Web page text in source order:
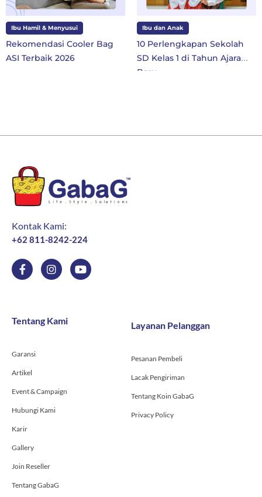
Ibu Hamil & Menyusui
Rekomendasi Cooler Bag
ASI Terbaik 2026
Ibu dan Anak
10 Perlengkapan Sekolah
SD Kelas 1 di Tahun Ajaran
Baru
Kontak Kami:
+62 811-8242-224
F
a
o
f
I
n
g
r
Y
o
Tentang Kami
Garansi
Artikel
Event & Campaign
Hubungi Kami
Karir
Gallery
Join Reseller
Tentang GabaG
Layanan Pelanggan
Pesanan Pembeli
Lacak Pengiriman
Tentang Koin GabaG
Privacy Policy